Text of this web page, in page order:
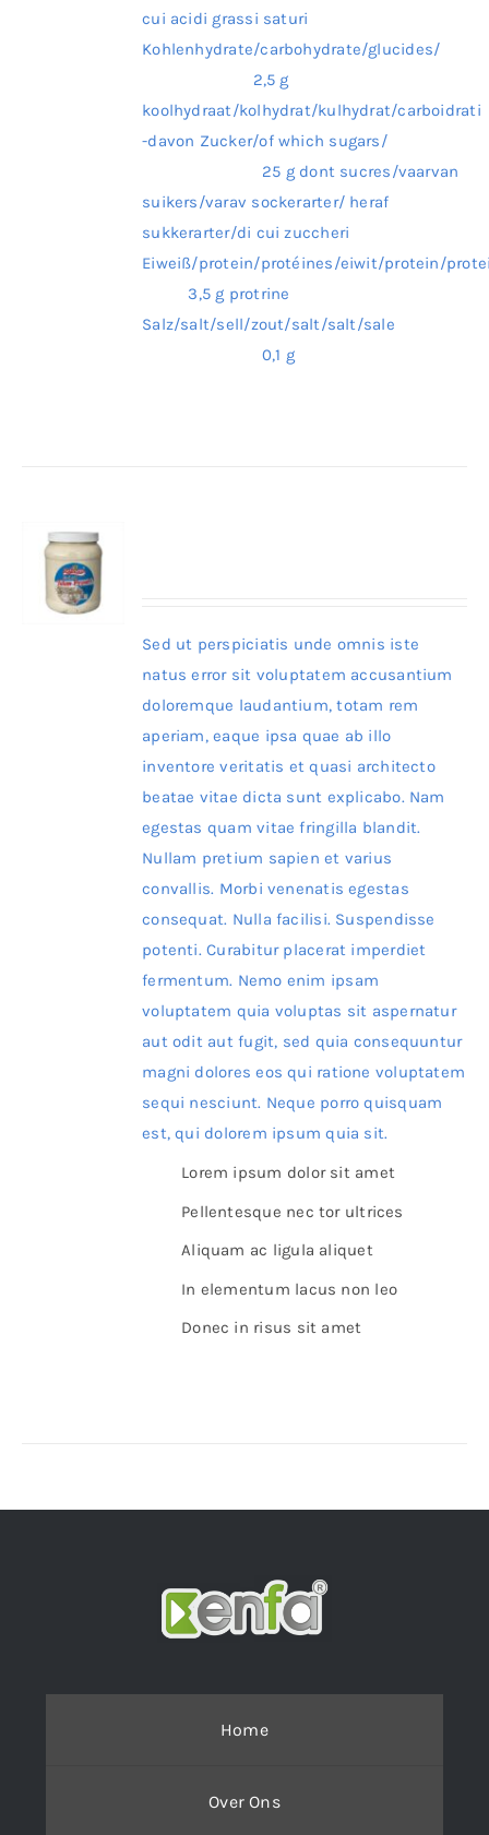
cui acidi grassi saturi
Kohlenhydrate/carbohydrate/glucides/
2,5 g
koolhydraat/kolhydrat/kulhydrat/carboidrati
-davon Zucker/of which sugars/
25 g dont sucres/vaarvan
suikers/varav sockerarter/ heraf
sukkerarter/di cui zuccheri
Eiweiß/protein/protéines/eiwit/protein/
3,5 g protrine
Salz/salt/sell/zout/salt/salt/sale
0,1 g
Sed ut perspiciatis unde omnis iste
natus error sit voluptatem accusantium
doloremque laudantium, totam rem
aperiam, eaque ipsa quae ab illo
inventore veritatis et quasi architecto
beatae vitae dicta sunt explicabo. Nam
egestas quam vitae fringilla blandit.
Nullam pretium sapien et varius
convallis. Morbi venenatis egestas
consequat. Nulla facilisi. Suspendisse
potenti. Curabitur placerat imperdiet
fermentum. Nemo enim ipsam
voluptatem quia voluptas sit aspernatur
aut odit aut fugit, sed quia consequuntur
magni dolores eos qui ratione voluptatem
sequi nesciunt. Neque porro quisquam
est, qui dolorem ipsum quia sit.
Lorem ipsum dolor sit amet
Pellentesque nec tor ultrices
Aliquam ac ligula aliquet
In elementum lacus non leo
Donec in risus sit amet
Home
Over Ons